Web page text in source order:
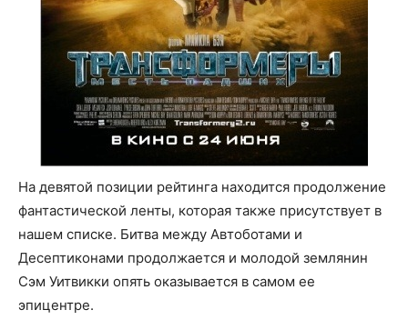
На девятой позиции рейтинга находится продолжение
фантастической ленты, которая также присутствует в
нашем списке. Битва между Автоботами и
Десептиконами продолжается и молодой землянин
Сэм Уитвикки опять оказывается в самом ее
эпицентре.